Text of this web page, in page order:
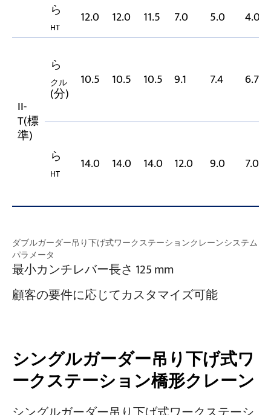
ら
HT
12.0 12.0 11.5 7.0 5.0 4.0
II-
T(標
準)
ら
クル
(分)
10.5 10.5 10.5 9.1 7.4 6.7
ら
HT
14.0 14.0 14.0 12.0 9.0 7.0
ダブルガーダー吊り下げ式ワークステーションクレーンシステム
パラメータ
最小カンチレバー長さ 125 mm
顧客の要件に応じてカスタマイズ可能
シングルガーダー吊り下げ式ワ
ークステーション橋形クレーン